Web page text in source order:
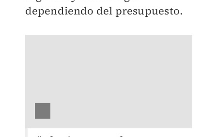
dependiendo del presupuesto.